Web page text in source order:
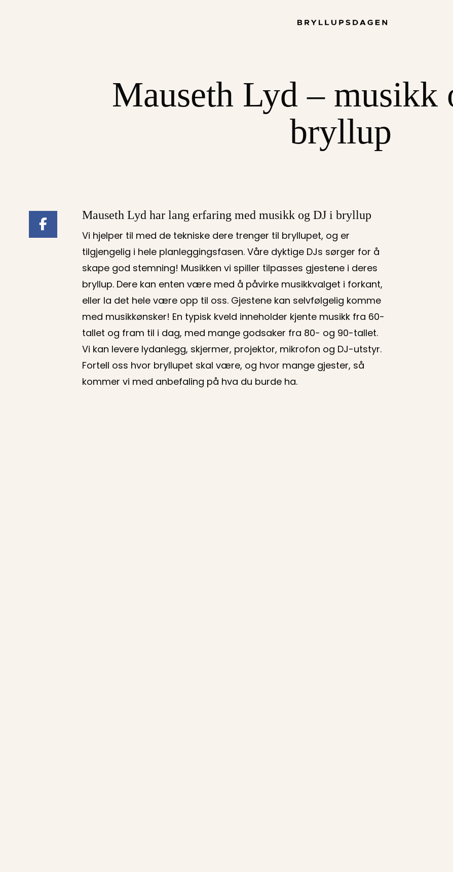
Mauseth Lyd – musikk
bryllup
Mauseth Lyd har lang erfaring med musikk og DJ i bryllup
Vi hjelper til med de tekniske dere trenger til bryllupet, og er
tilgjengelig i hele planleggingsfasen. Våre dyktige DJs sørger for å
skape god stemning! Musikken vi spiller tilpasses gjestene i deres
bryllup. Dere kan enten være med å påvirke musikkvalget i forkant,
eller la det hele være opp til oss. Gjestene kan selvfølgelig komme
med musikkønsker! En typisk kveld inneholder kjente musikk fra 60-
tallet og fram til i dag, med mange godsaker fra 80- og 90-tallet.
Vi kan levere lydanlegg, skjermer, projektor, mikrofon og DJ-utstyr.
Fortell oss hvor bryllupet skal være, og hvor mange gjester, så
kommer vi med anbefaling på hva du burde ha.